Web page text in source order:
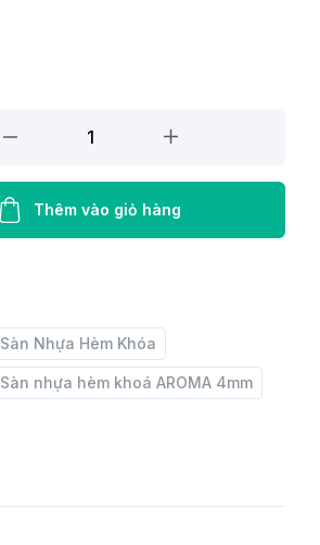
Thêm vào giỏ hàng
Sàn Nhựa Hèm Khóa
Sàn nhựa hèm khoá AROMA 4mm